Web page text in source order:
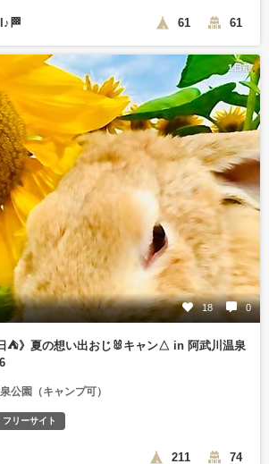
61 61
1日前
18 0
⛺️》夏の想い出おじ🐰キャン△ in 阿武川温泉
公園（キャンプ可）
フリーサイト
211 74